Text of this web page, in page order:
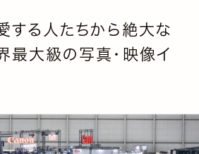
する人たちから絶大な
最大級の写真・映像イ